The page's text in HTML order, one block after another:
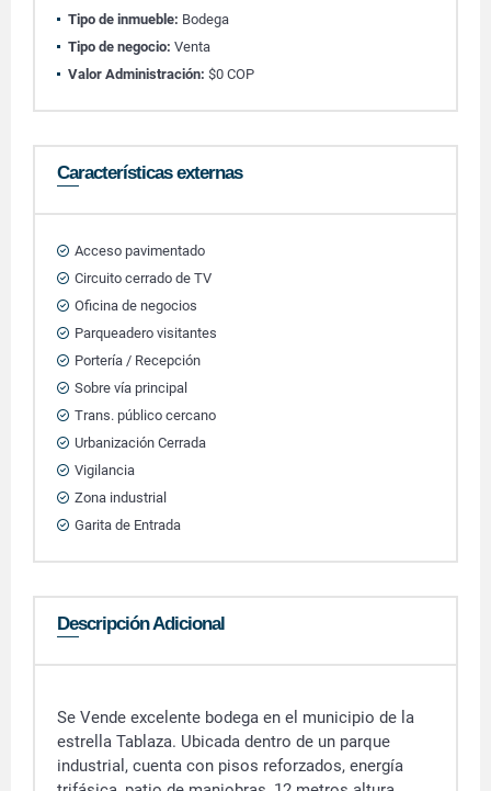
Tipo de inmueble: Bodega
Tipo de negocio: Venta
Valor Administración: $0 COP
Características externas
Acceso pavimentado
Circuito cerrado de TV
Oficina de negocios
Parqueadero visitantes
Portería / Recepción
Sobre vía principal
Trans. público cercano
Urbanización Cerrada
Vigilancia
Zona industrial
Garita de Entrada
Descripción Adicional
Se Vende excelente bodega en el municipio de la
estrella Tablaza. Ubicada dentro de un parque
industrial, cuenta con pisos reforzados, energía